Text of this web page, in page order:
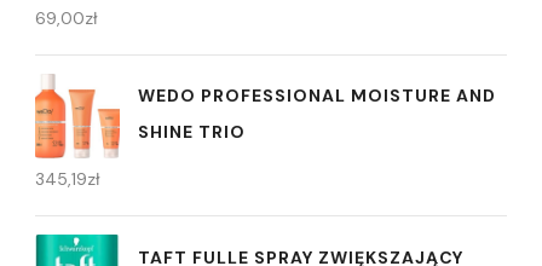
69,00zł
WEDO PROFESSIONAL MOISTURE AND
SHINE TRIO
345,19zł
TAFT FULLE SPRAY ZWIĘKSZAJĄCY